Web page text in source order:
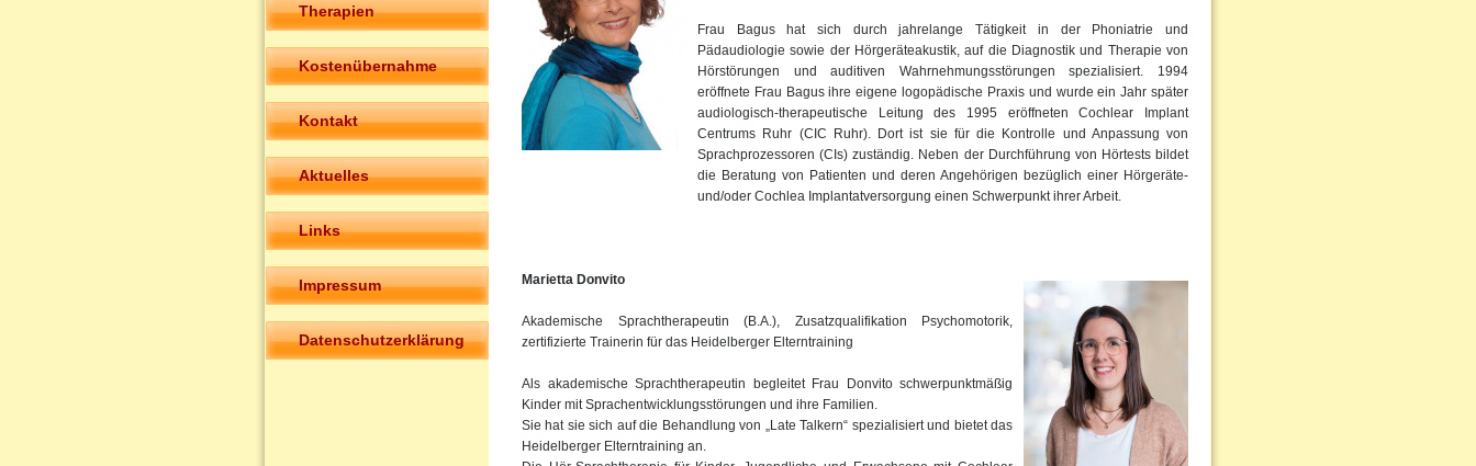
Therapien
Kostenübernahme
Kontakt
Aktuelles
Links
Impressum
Datenschutzerklärung
Frau Bagus hat sich durch jahrelange Tätigkeit in der Phoniatrie und
Pädaudiologie sowie der Hörgeräteakustik, auf die Diagnostik und Therapie von
Hörstörungen und auditiven Wahrnehmungsstörungen spezialisiert. 1994
eröffnete Frau Bagus ihre eigene logopädische Praxis und wurde ein Jahr später
audiologisch-therapeutische Leitung des 1995 eröffneten Cochlear Implant
Centrums Ruhr (CIC Ruhr). Dort ist sie für die Kontrolle und Anpassung von
Sprachprozessoren (CIs) zuständig. Neben der Durchführung von Hörtests bildet
die Beratung von Patienten und deren Angehörigen bezüglich einer Hörgeräte-
und/oder Cochlea Implantatversorgung einen Schwerpunkt ihrer Arbeit.
Marietta Donvito
Akademische Sprachtherapeutin (B.A.), Zusatzqualifikation Psychomotorik,
zertifizierte Trainerin für das Heidelberger Elterntraining
Als akademische Sprachtherapeutin begleitet Frau Donvito schwerpunktmäßig
Kinder mit Sprachentwicklungsstörungen und ihre Familien.
Sie hat sie sich auf die Behandlung von „Late Talkern“ spezialisiert und bietet das
Heidelberger Elterntraining an.